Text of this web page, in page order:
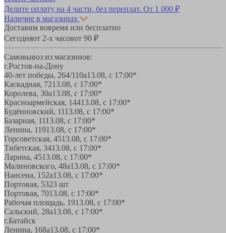
Делите оплату на 4 части, без переплат. От 1 000 ₽
Наличие в магазинах
Доставим вовремя или бесплатно
Сегодняот 2-х часовот 90 ₽
Самовывоз из магазинов:
г.Ростов-на-Дону
40-лет победы, 264/110а13.08, с 17:00*
Каскадная, 7213.08, с 17:00*
Королева, 30а13.08, с 17:00*
Красноармейская, 14413.08, с 17:00*
Будённовский, 1113.08, с 17:00*
Базарная, 1113.08, с 17:00*
Ленина, 11913.08, с 17:00*
Горсоветская, 4513.08, с 17:00*
Тибетская, 3413.08, с 17:00*
Ларина, 4513.08, с 17:00*
Малиновского, 48а13.08, с 17:00*
Нансена, 152а13.08, с 17:00*
Портовая, 5323 шт
Портовая, 7013.08, с 17:00*
Рабочая площадь, 1913.08, с 17:00*
Сальский, 28a13.08, с 17:00*
г.Батайск
Ленина, 168а13.08, с 17:00*